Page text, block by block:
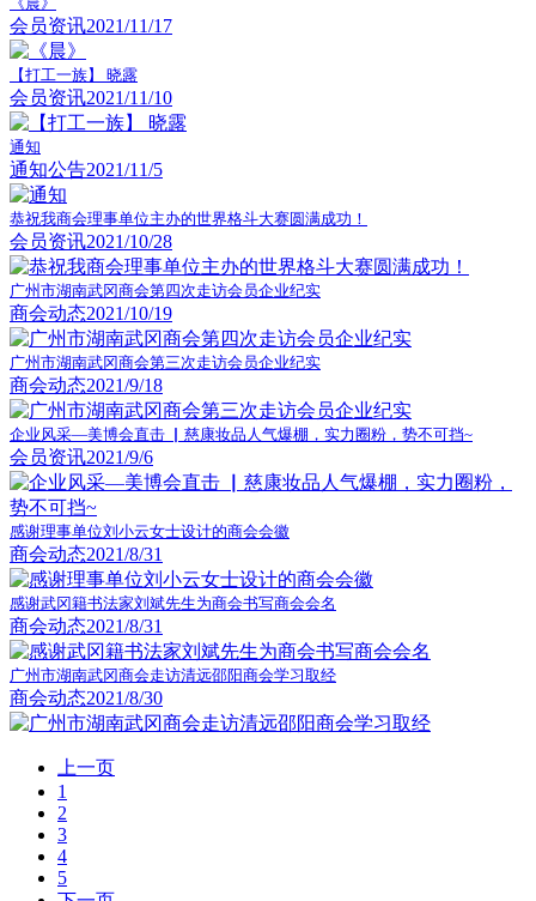
会员资讯2021/11/17
【打工一族】 晓露
会员资讯2021/11/10
通知
通知公告2021/11/5
恭祝我商会理事单位主办的世界格斗大赛圆满成功！
会员资讯2021/10/28
广州市湖南武冈商会第四次走访会员企业纪实
商会动态2021/10/19
广州市湖南武冈商会第三次走访会员企业纪实
商会动态2021/9/18
企业风采—美博会直击 ▏慈康妆品人气爆棚，实力圈粉，势不可挡~
会员资讯2021/9/6
感谢理事单位刘小云女士设计的商会会徽
商会动态2021/8/31
感谢武冈籍书法家刘斌先生为商会书写商会会名
商会动态2021/8/31
广州市湖南武冈商会走访清远邵阳商会学习取经
商会动态2021/8/30
上一页
1
2
3
4
5